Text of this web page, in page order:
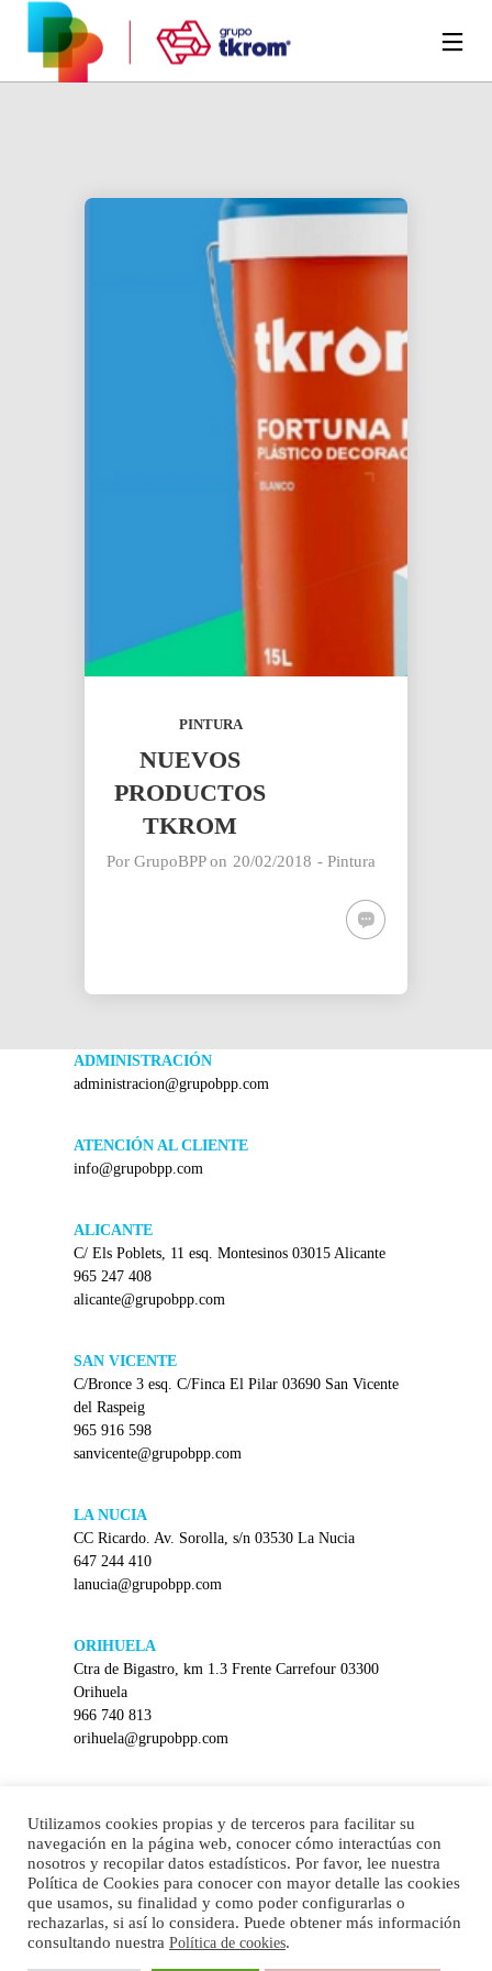
PINTURA
NUEVOS
PRODUCTOS
TKROM
Por GrupoBPPon 20/02/2018 - Pintura
ADMINISTRACIÓN
administracion@grupobpp.com
ATENCIÓN AL CLIENTE
info@grupobpp.com
ALICANTE
C/ Els Poblets, 11 esq. Montesinos 03015 Alicante
965 247 408
alicante@grupobpp.com
SAN VICENTE
C/Bronce 3 esq. C/Finca El Pilar 03690 San Vicente
del Raspeig
965 916 598
sanvicente@grupobpp.com
LA NUCIA
CC Ricardo. Av. Sorolla, s/n 03530 La Nucia
647 244 410
lanucia@grupobpp.com
ORIHUELA
Ctra de Bigastro, km 1.3 Frente Carrefour 03300
Orihuela
966 740 813
orihuela@grupobpp.com
C/ La Mancha con Avd Felipe V (rotonda) 03610
Petrel
865 778 586
petrel@grupobpp.com
Utilizamos cookies propias y de terceros para facilitar su
navegación en la página web, conocer cómo interactúas con
nosotros y recopilar datos estadísticos. Por favor, lee nuestra
Política de Cookies para conocer con mayor detalle las cookies
que usamos, su finalidad y como poder configurarlas o
rechazarlas, si así lo considera. Puede obtener más información
consultando nuestra Política de cookies.